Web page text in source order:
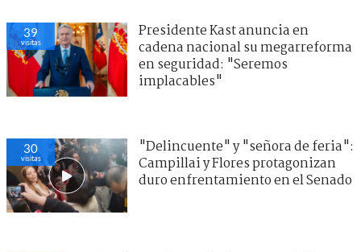
39
visitas
Presidente Kast anuncia en
cadena nacional su megarreforma
en seguridad: "Seremos
implacables"
30
visitas
"Delincuente" y "señora de feria":
Campillai y Flores protagonizan
duro enfrentamiento en el Senado